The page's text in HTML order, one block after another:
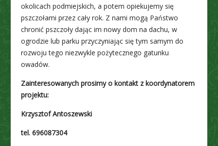
okolicach podmiejskich, a potem opiekujemy się
pszczołami przez cały rok. Z nami mogą Państwo
chronić pszczoły dając im nowy dom na dachu, w
ogrodzie lub parku przyczyniając się tym samym do
rozwoju tego niezwykle pożytecznego gatunku
owadów.
Zainteresowanych prosimy o kontakt z koordynatorem
projektu:
Krzysztof Antoszewski
tel. 696087304